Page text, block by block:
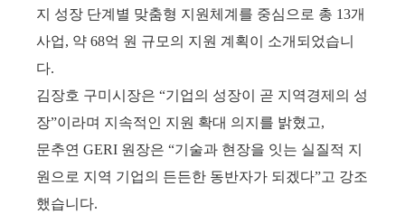
지 성장 단계별 맞춤형 지원체계를 중심으로 총 13개
사업, 약 68억 원 규모의 지원 계획이 소개되었습니
다.
김장호 구미시장은 “기업의 성장이 곧 지역경제의 성
장”이라며 지속적인 지원 확대 의지를 밝혔고,
문추연 GERI 원장은 “기술과 현장을 잇는 실질적 지
원으로 지역 기업의 든든한 동반자가 되겠다”고 강조
했습니다.